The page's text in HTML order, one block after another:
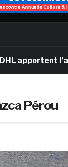
l’art
Pérou